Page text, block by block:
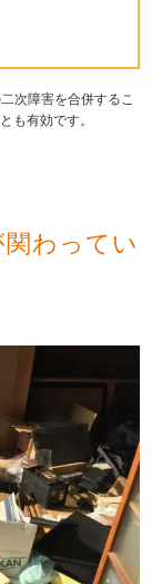
次障害を合併するこ
も有効です。
わってい